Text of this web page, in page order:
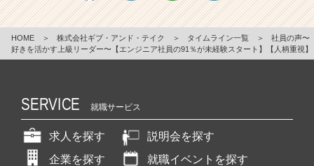
HOME ＞ 株式会社ギブ・アンド・テイク ＞ タイムライン一覧 ＞
社員の声〜
好きを活かす上級リーダー〜【エンジニア社員の91％が未経験スタート】【人柄重視】
SERVICE 就職サービス
求人を探す
説明会を探す
企業を探す
就職イベントを探す